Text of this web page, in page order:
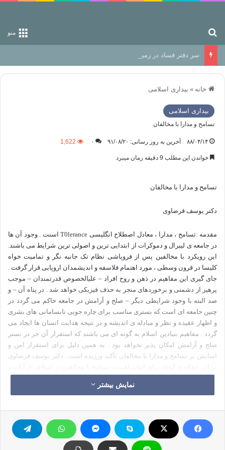
منو
سر دفتر فساد در زمین‌، دوری وکناره‌گیری از راه خداست‌!
خانه » بیداری اسلامی
بیداری اسلامی
تسامح و مدارا با مخالفان
۸۸/۰۴/۱۴ آخرین به روز رسانی: ۹۱/۰۸/۲۰ ۰ 1,622
خواندن این مطلب 9 دقیقه زمان میبرد
تسامح و مدارا با مخالفان
دکتر یوسف قرضاوی
مقدمه :تسامح ، مدارا ، معادل اصطلاح انگلیسی T0leranceاسنت . وجود آن ها
در جامعه ی لیبرال و دموکرات از ابتدایی ترین و اصولی ترین شرایط می باشند.
این رویکرد با مخالفین پس از فروپاشی نظام تک جانبه نگر و تمامیت خواه
کلیسا در قرون وسطی ، مورد اهتمام فلاسفه و اندیشمدان اروپایی قرار گرفت .
جای گیری این مفاهیم در ذهن و روح افراد – علیالخصوص قدرتمندان – موجب
پرهیز از دشمنی و برخوردهای منجر به حذف فیزیکی خواهد شد . در پناه آن – و
صد البته با وجود شرایطی دیگر – صلح و آرامش در جامعه حاکم می گردد در
چنین جامعه ای است که بستری مناسب برای چاره جویی نابسامانی های بشری
و اظهار عقیده و نظر و مبادله ی اندیشه و در نتیجه هدایت انسان ها ایجاد می
گردد . مفاهیم بنیادین اسلام به گونه ای می باشند که استقرار آن جز در بستر
صلح و آرامش امکان پذیر نخواهد بود . به همین دلیل برای استقرار امن و
اسایش بر تسامح و مدارا با مخالفان تأکید ورزیده است . دکتر یوسف قزضاوی
احادیث زیادی استشهاد آورده که قابل توجه می باشد .
تفصیل بیان کرده است : مدارا با مخالفان می باشد که به خصوص با کسانی که
در دین و عقیده با مسلمانان مخالف هستند.
قرآن کریم اساس محکمی برای این رفتار مدنی نهاده است و می فرماید : «لا
نمایش بیشتر